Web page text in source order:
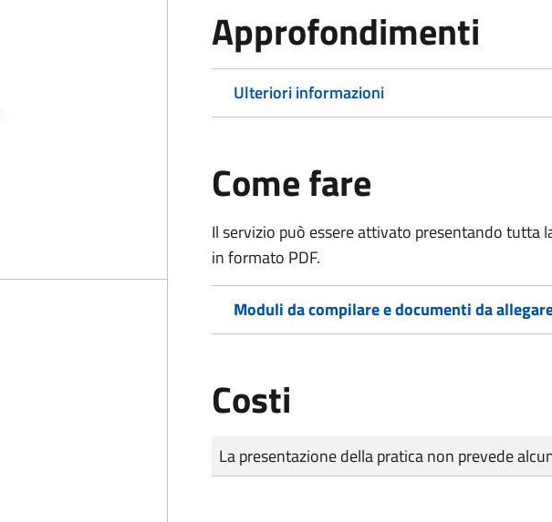
Approfondimenti
Ulteriori informazioni
Come fare
Il servizio può essere attivato presentando tutta
in formato PDF.
Moduli da compilare e documenti da
Costi
Tipo di pagamento
Importo
La presentazione della pratica non prevede